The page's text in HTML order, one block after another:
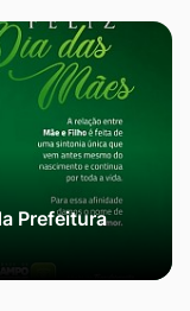
Prefeitura